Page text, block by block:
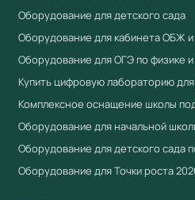
Работаем по 44-ФЗ и 223-ФЗ.
от 3 рабочих дней. Для
предложения:+7 (904) 115-
fgostorg.ru@yandex.ru.
Поставляется компанией
(ИНН 3801158281).
223-ФЗ.
Оборудование для детского сада
Оборудование для кабинета ОБЖ
Оборудование для ОГЭ по физике
Купить цифровую лабораторию
Комплексное оснащение школы
Оборудование для начальной
Оборудование для детского сада
Оборудование для Точки роста